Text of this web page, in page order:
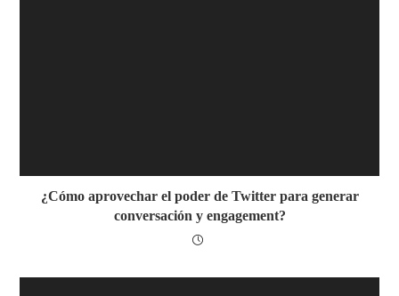
¿Cómo aprovechar el poder de Twitter para generar
conversación y engagement?